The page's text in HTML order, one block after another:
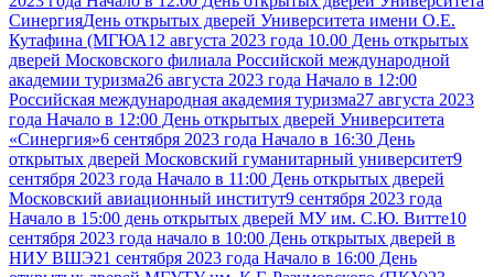
СинергияДень открытых дверей Университета имени О.Е.
Кутафина (МГЮА12 августа 2023 года 10.00 День открытых
дверей Московского филиала Российской международной
академии туризма26 августа 2023 года Начало в 12:00
Российская международная академия туризма27 августа 2023
года Начало в 12:00 День открытых дверей Университета
«Синергия»6 сентября 2023 года Начало в 16:30 День
открытых дверей Московский гуманитарный университет9
сентября 2023 года Начало в 11:00 День открытых дверей
Московский авиационный институт9 сентября 2023 года
Начало в 15:00 день открытых дверей МУ им. С.Ю. Витте10
сентября 2023 года начало в 10:00 День открытых дверей в
НИУ ВШЭ21 сентября 2023 года Начало в 16:00 День